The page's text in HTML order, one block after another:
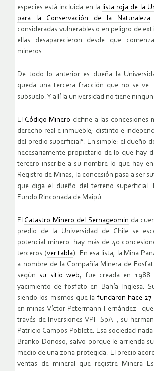
especies está incluida en la lista roja de la
para la Conservación de la Naturaleza
consideradas vulnerables o en peligro de
ellas desaparecieron desde que
mineros.
De todo lo anterior es dueña la
queda una tercera fracción que no se
subsuelo. Y allí la universidad no tiene
El Código Minero define a las concesiones
derecho real e inmueble; distinto e
del predio superficial”. En simple: el dueño
necesariamente propietario de lo que hay
tercero inscribe a su nombre lo que hay
Registro de Minas, la concesión pasa a ser
que diga el dueño del terreno superficial.
Fundo Rinconada de Maipú.
El Catastro Minero del Sernageomin da
predio de la Universidad de Chile se
potencial minero: hay más de 40
terceros (ver tabla). En esa lista, la Mina
a nombre de la Compañía Minera de
según su sitio web, fue creada en 1988
yacimiento de fosfato en Bahía Inglesa.
siendo los mismos que lafundaron hace 27
en minas Víctor Petermann Fernández
través de Inversiones VPF SpA–, su
Patricio Campos Poblete. Esa sociedad
Branko Donoso, salvo porque le arrienda
medio de una zona protegida. El precio
ventas de mineral que registre Minera